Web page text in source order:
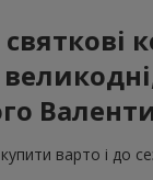
святкові
варто і до